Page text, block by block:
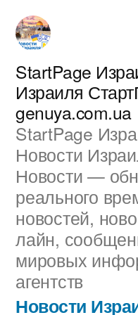
Перейти
содержимому
StartPage
Израиля
genuya.com.ua
StartPage
Новости
Новости —
реального
новостей,
лайн,
мировых
агентств
Новости